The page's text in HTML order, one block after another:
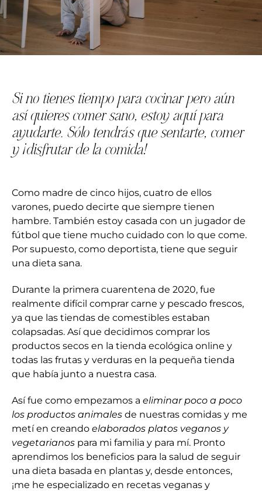
Si no tienes tiempo para cocinar pero aún
así quieres comer sano, estoy aquí para
ayudarte. Sólo tendrás que sentarte, comer
y ¡disfrutar de la comida!
Como madre de cinco hijos, cuatro de ellos
varones, puedo decirte que siempre tienen
hambre. También estoy casada con un jugador de
fútbol que tiene mucho cuidado con lo que come.
Por supuesto, como deportista, tiene que seguir
una dieta sana.
Durante la primera cuarentena de 2020, fue
realmente difícil comprar carne y pescado frescos,
ya que las tiendas de comestibles estaban
colapsadas. Así que decidimos comprar los
productos secos en la tienda ecológica online y
todas las frutas y verduras en la pequeña tienda
que había junto a nuestra casa.
Así fue como empezamos a eliminar poco a poco
los productos animales de nuestras comidas y me
metí en creando elaborados platos veganos y
vegetarianos para mi familia y para mí. Pronto
aprendimos los beneficios para la salud de seguir
una dieta basada en plantas y, desde entonces,
¡me he especializado en recetas veganas y